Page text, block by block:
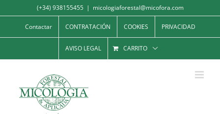
al
contenido
(+34) 938155455 | micologiaforestal@micofora.com
Contactar CONTRATACIÓN COOKIES PRIVACIDAD
AVISO LEGAL CARRITO